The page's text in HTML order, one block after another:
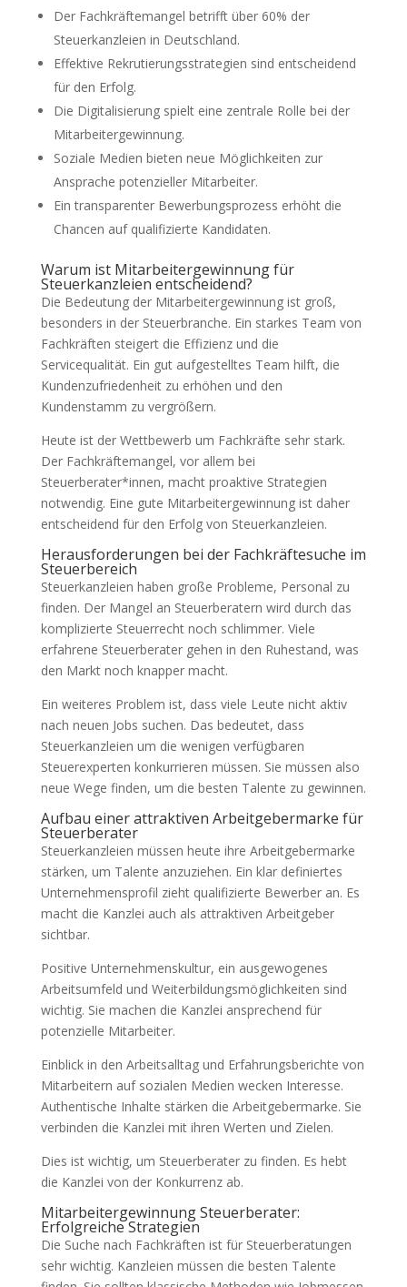
Der Fachkräftemangel betrifft über 60% der
Steuerkanzleien in Deutschland.
Effektive Rekrutierungsstrategien sind entscheidend
für den Erfolg.
Die Digitalisierung spielt eine zentrale Rolle bei der
Mitarbeitergewinnung.
Soziale Medien bieten neue Möglichkeiten zur
Ansprache potenzieller Mitarbeiter.
Ein transparenter Bewerbungsprozess erhöht die
Chancen auf qualifizierte Kandidaten.
Warum ist Mitarbeitergewinnung für
Steuerkanzleien entscheidend?
Die Bedeutung der Mitarbeitergewinnung ist groß,
besonders in der Steuerbranche. Ein starkes Team von
Fachkräften steigert die Effizienz und die
Servicequalität. Ein gut aufgestelltes Team hilft, die
Kundenzufriedenheit zu erhöhen und den
Kundenstamm zu vergrößern.
Heute ist der Wettbewerb um Fachkräfte sehr stark.
Der Fachkräftemangel, vor allem bei
Steuerberater*innen, macht proaktive Strategien
notwendig. Eine gute Mitarbeitergewinnung ist daher
entscheidend für den Erfolg von Steuerkanzleien.
Herausforderungen bei der Fachkräftesuche im
Steuerbereich
Steuerkanzleien haben große Probleme, Personal zu
finden. Der Mangel an Steuerberatern wird durch das
komplizierte Steuerrecht noch schlimmer. Viele
erfahrene Steuerberater gehen in den Ruhestand, was
den Markt noch knapper macht.
Ein weiteres Problem ist, dass viele Leute nicht aktiv
nach neuen Jobs suchen. Das bedeutet, dass
Steuerkanzleien um die wenigen verfügbaren
Steuerexperten konkurrieren müssen. Sie müssen also
neue Wege finden, um die besten Talente zu gewinnen.
Aufbau einer attraktiven Arbeitgebermarke für
Steuerberater
Steuerkanzleien müssen heute ihre Arbeitgebermarke
stärken, um Talente anzuziehen. Ein klar definiertes
Unternehmensprofil zieht qualifizierte Bewerber an. Es
macht die Kanzlei auch als attraktiven Arbeitgeber
sichtbar.
Positive Unternehmenskultur, ein ausgewogenes
Arbeitsumfeld und Weiterbildungsmöglichkeiten sind
wichtig. Sie machen die Kanzlei ansprechend für
potenzielle Mitarbeiter.
Einblick in den Arbeitsalltag und Erfahrungsberichte von
Mitarbeitern auf sozialen Medien wecken Interesse.
Authentische Inhalte stärken die Arbeitgebermarke. Sie
verbinden die Kanzlei mit ihren Werten und Zielen.
Dies ist wichtig, um Steuerberater zu finden. Es hebt
die Kanzlei von der Konkurrenz ab.
Mitarbeitergewinnung Steuerberater:
Erfolgreiche Strategien
Die Suche nach Fachkräften ist für Steuerberatungen
sehr wichtig. Kanzleien müssen die besten Talente